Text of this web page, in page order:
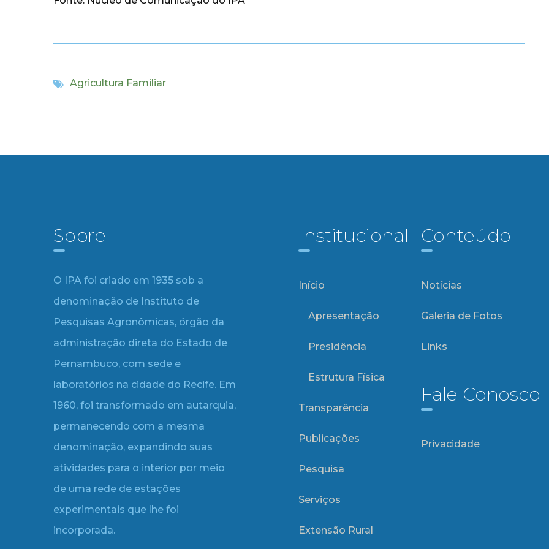
Agricultura Familiar
Sobre
O IPA foi criado em 1935 sob a
denominação de Instituto de
Pesquisas Agronômicas, órgão da
administração direta do Estado de
Pernambuco, com sede e
laboratórios na cidade do Recife. Em
1960, foi transformado em autarquia,
permanecendo com a mesma
denominação, expandindo suas
atividades para o interior por meio
de uma rede de estações
experimentais que lhe foi
incorporada.
Institucional
Início
Apresentação
Presidência
Estrutura Física
Transparência
Publicações
Pesquisa
Serviços
Extensão Rural
Conteúdo
Notícias
Galeria de Fotos
Links
Fale Conosco
Privacidade